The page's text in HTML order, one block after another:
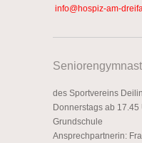
info@hospiz-am-
des Sportvereins
Donnerstags ab
Grundschule
Ansprechpartnerin: